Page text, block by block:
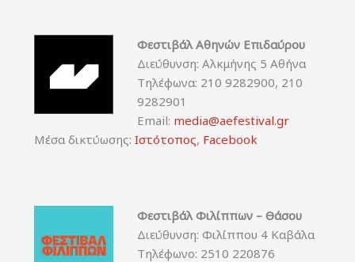
Φεστιβάλ Αθηνών Επιδαύρου
Διεύθυνση: Αλκμήνης 5 Αθήνα
Τηλέφωνα: 210 9282900, 210
9282901
Email: media@aefestival.gr
Μέσα δικτύωσης: Ιστότοπος, Facebook
Φεστιβάλ Φιλίππων – Θάσου
Διεύθυνση: Φιλίππου 4 Καβάλα
Τηλέφωνο: 2510 220876